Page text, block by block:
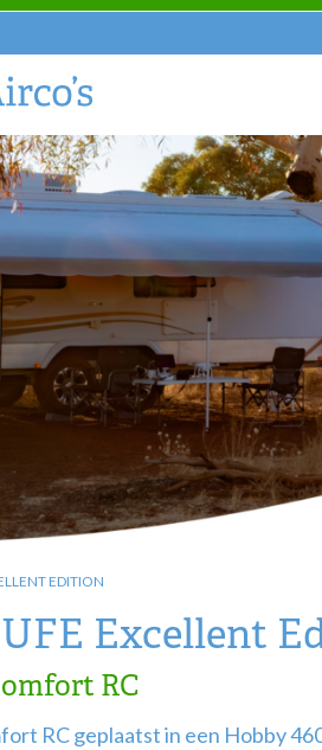
EDITION
Excellent
RC
RC geplaatst in een Hobby